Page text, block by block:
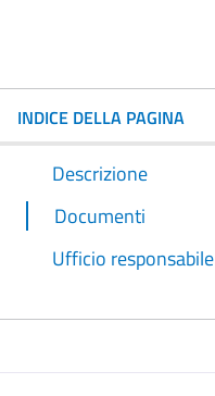
INDICE DELLA PAGINA
Descrizione
Documenti
Ufficio responsabile